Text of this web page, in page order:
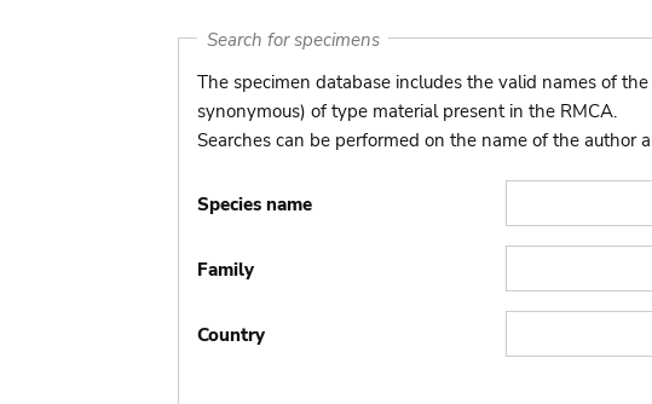
Search for specimens
The specimen database includes the valid names of
synonymous) of type material present in the RMCA.
Searches can be performed on the name of the author
Species name
Family
Country